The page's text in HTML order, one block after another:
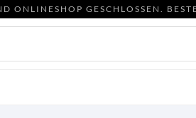
GESCHLOSSEN.